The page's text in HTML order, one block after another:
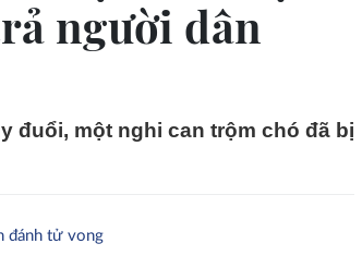
người dân
đuổi, một nghi can trộm chó đã bị
đánh tử vong